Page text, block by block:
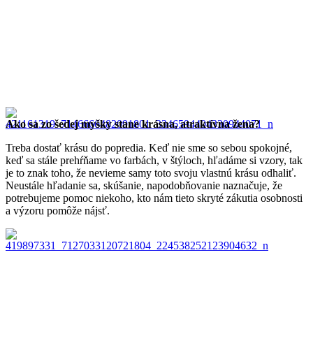
Ako sa zo šedej myšky stane krásna, atraktívna žena?
Treba dostať krásu do popredia. Keď nie sme so sebou spokojné,
keď sa stále prehŕňame vo farbách, v štýloch, hľadáme si vzory, tak
je to znak toho, že nevieme samy toto svoju vlastnú krásu odhaliť.
Neustále hľadanie sa, skúšanie, napodobňovanie naznačuje, že
potrebujeme pomoc niekoho, kto nám tieto skryté zákutia osobnosti
a výzoru pomôže nájsť.